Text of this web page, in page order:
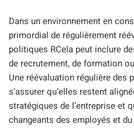
Dans un environnement en
primordial de régulièrement
politiques RCela peut inclure
de recrutement, de formation
Une réévaluation régulière des
s’assurer qu’elles restent
stratégiques de l’entreprise et
changeants des employés et